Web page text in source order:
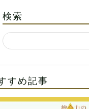
検索
すめ記事